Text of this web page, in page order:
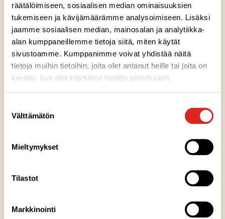
räätälöimiseen, sosiaalisen median ominaisuuksien
tukemiseen ja kävijämäärämme analysoimiseen. Lisäksi
jaamme sosiaalisen median, mainosalan ja analytiikka-
alan kumppaneillemme tietoja siitä, miten käytät
sivustoamme. Kumppanimme voivat yhdistää näitä
tietoja muihin tietoihin, joita olet antanut heille tai joita on
kerätty, kun olet käyttänyt heidän palvelujaan.
valinta
Välttämätön
Mieltymykset
Tilastot
Markkinointi
ja arjen herkutteluun. Vegaaninen. Sopii vegaaneille.
Ainesosat
Ravintosisältö
Valmistuspaikka
Pakkausinfo
Reseptivinkit